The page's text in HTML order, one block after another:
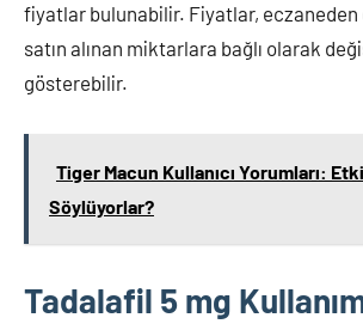
fiyatlar bulunabilir. Fiyatlar, eczaneden
satın alınan miktarlara bağlı olarak
gösterebilir.
Tiger Macun Kullanıcı Yorumları:
Söylüyorlar?
Tadalafil 5 mg